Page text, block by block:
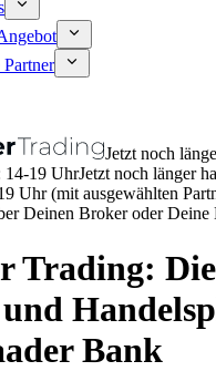
Partner
Jetzt noch
14-19 UhrJetzt noch länger
Uhr (mit ausgewählten
Deinen Broker oder Deine
Trading:
Bank